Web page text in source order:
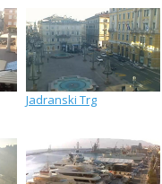
Jadranski Trg